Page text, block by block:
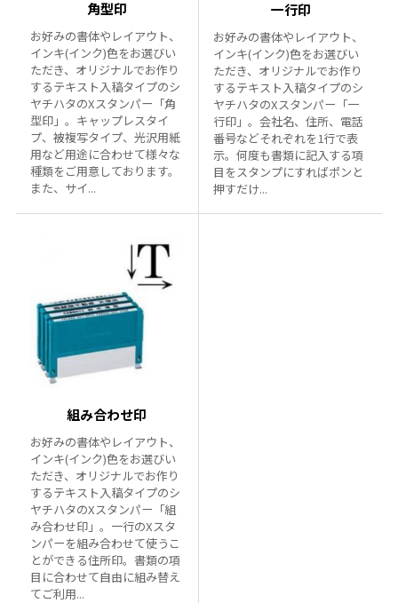
角型印
お好みの書体やレイアウト、
インキ(インク)色をお選びい
ただき、オリジナルでお作り
するテキスト入稿タイプのシ
ヤチハタのXスタンパー「角
型印」。キャップレスタイ
プ、被複写タイプ、光沢用紙
用など用途に合わせて様々な
種類をご用意しております。
また、サイ...
一行印
お好みの書体やレイアウト、
インキ(インク)色をお選びい
ただき、オリジナルでお作り
するテキスト入稿タイプのシ
ヤチハタのXスタンパー「一
行印」。会社名、住所、電話
番号などそれぞれを1行で表
示。何度も書類に記入する項
目をスタンプにすればポンと
押すだけ...
組み合わせ印
お好みの書体やレイアウト、
インキ(インク)色をお選びい
ただき、オリジナルでお作り
するテキスト入稿タイプのシ
ヤチハタのXスタンパー「組
み合わせ印」。一行のXスタ
ンパーを組み合わせて使うこ
とができる住所印。書類の項
目に合わせて自由に組み替え
てご利用...